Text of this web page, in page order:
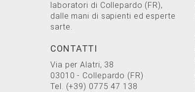
laboratori di Collepardo (FR),
dalle mani di sapienti ed esperte
sarte.
CONTATTI
Via per Alatri, 38
03010 - Collepardo (FR)
Tel. (+39) 0775 47 138